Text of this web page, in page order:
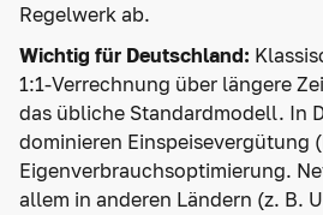
Regelwerk ab.
Wichtig für Deutschland:
1:1-Verrechnung über längere
das übliche Standardmodell. In
dominieren Einspeisevergütung
Eigenverbrauchsoptimierung.
allem in anderen Ländern (z. B.